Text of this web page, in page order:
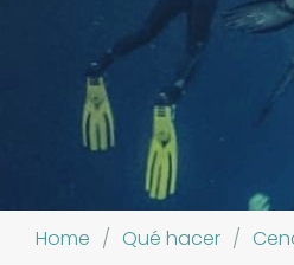
Home / Qué hacer /